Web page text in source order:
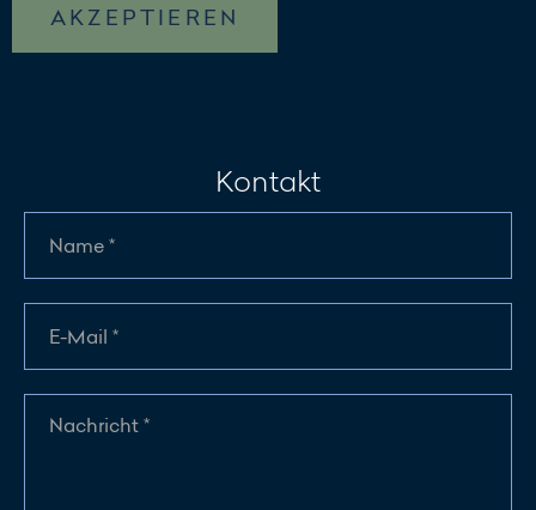
AKZEPTIEREN
Kontakt